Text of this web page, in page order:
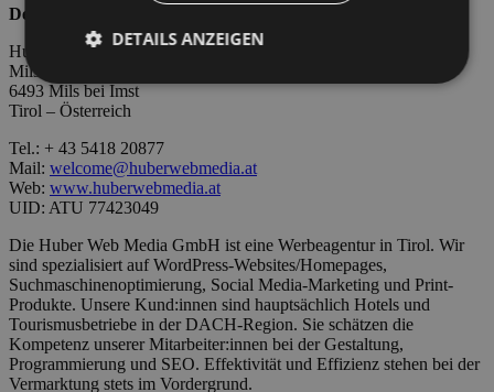
Design, Programmierung & Hosting:
Huber Web Media GmbH
Mils Au 70
6493 Mils bei Imst
Tirol – Österreich
Tel.: + 43 5418 20877
Mail: welcome@huberwebmedia.at
Web: www.huberwebmedia.at
UID: ATU 77423049
Die Huber Web Media GmbH ist eine Werbeagentur in Tirol. Wir
sind spezialisiert auf WordPress-Websites/Homepages,
Suchmaschinenoptimierung, Social Media-Marketing und Print-
Produkte. Unsere Kund:innen sind hauptsächlich Hotels und
Tourismusbetriebe in der DACH-Region. Sie schätzen die
Kompetenz unserer Mitarbeiter:innen bei der Gestaltung,
Programmierung und SEO. Effektivität und Effizienz stehen bei der
Vermarktung stets im Vordergrund.
DETAILS ANZEIGEN